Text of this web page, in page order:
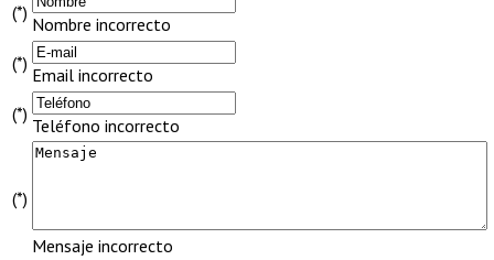
(*)
Nombre incorrecto
(*)
Email incorrecto
(*)
Teléfono incorrecto
(*)
Mensaje incorrecto